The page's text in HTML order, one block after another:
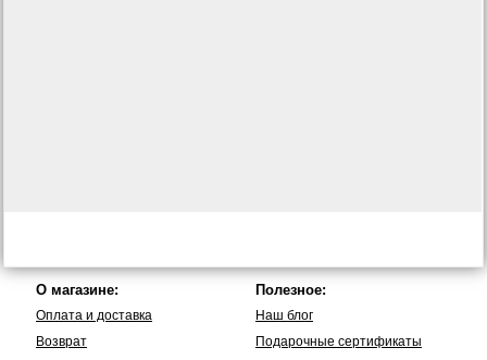
О магазине:
Оплата и доставка
Возврат
Полезное:
Наш блог
Подарочные сертификаты